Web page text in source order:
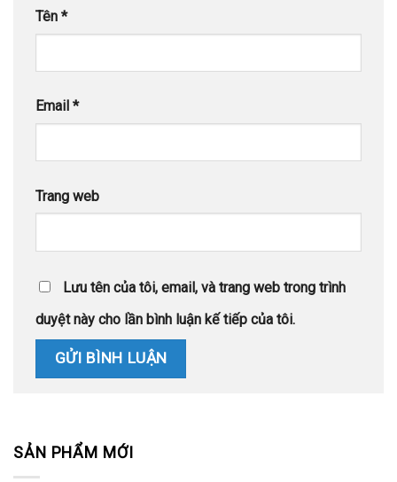
Tên *
Email *
Trang web
Lưu tên của tôi, email, và trang web trong trình
duyệt này cho lần bình luận kế tiếp của tôi.
SẢN PHẨM MỚI